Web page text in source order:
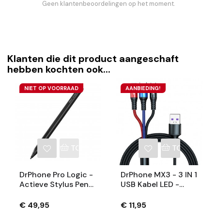
Geen klantenbeoordelingen op het moment.
Klanten die dit product aangeschaft
hebben kochten ook...
NIET OP VOORRAAD
TOEVOEGEN AAN WINKELWAGEN
DrPhone Pro Logic -
Actieve Stylus Pen
Drukpunten - Zwart
€ 49,95
AANBIEDING!
DrPhone MX3 - 3 IN 1
USB Kabel LED -
Lightning –
€ 11,95